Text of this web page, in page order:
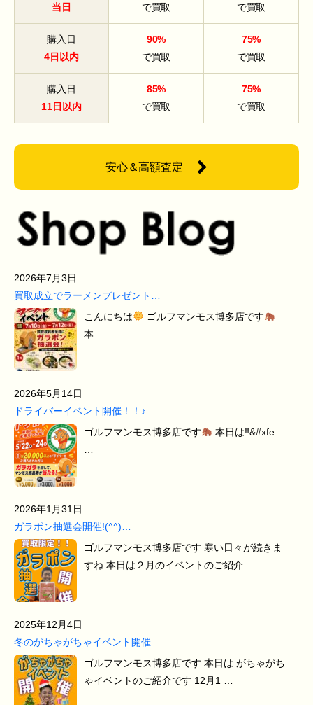
当日 で買取 で買取
購入日
4日以内
90%
で買取
75%
で買取
購入日
11日以内
85%
で買取
75%
で買取
安心＆高額査定
2026年7月3日
買取成立でラーメンプレゼント…
こんにちは
ゴルフマンモス博多店です
本 …
2026年5月14日
ドライバーイベント開催！！♪
ゴルフマンモス博多店です
本日は‼&#xfe
2026年1月31日
ガラポン抽選会開催!(^^)…
ゴルフマンモス博多店です 寒い日々が続きま
すね 本日は２月のイベントのご紹介 …
2025年12月4日
冬のがちゃがちゃイベント開催…
ゴルフマンモス博多店です 本日は がちゃがち
ゃイベントのご紹介です 12月1 …